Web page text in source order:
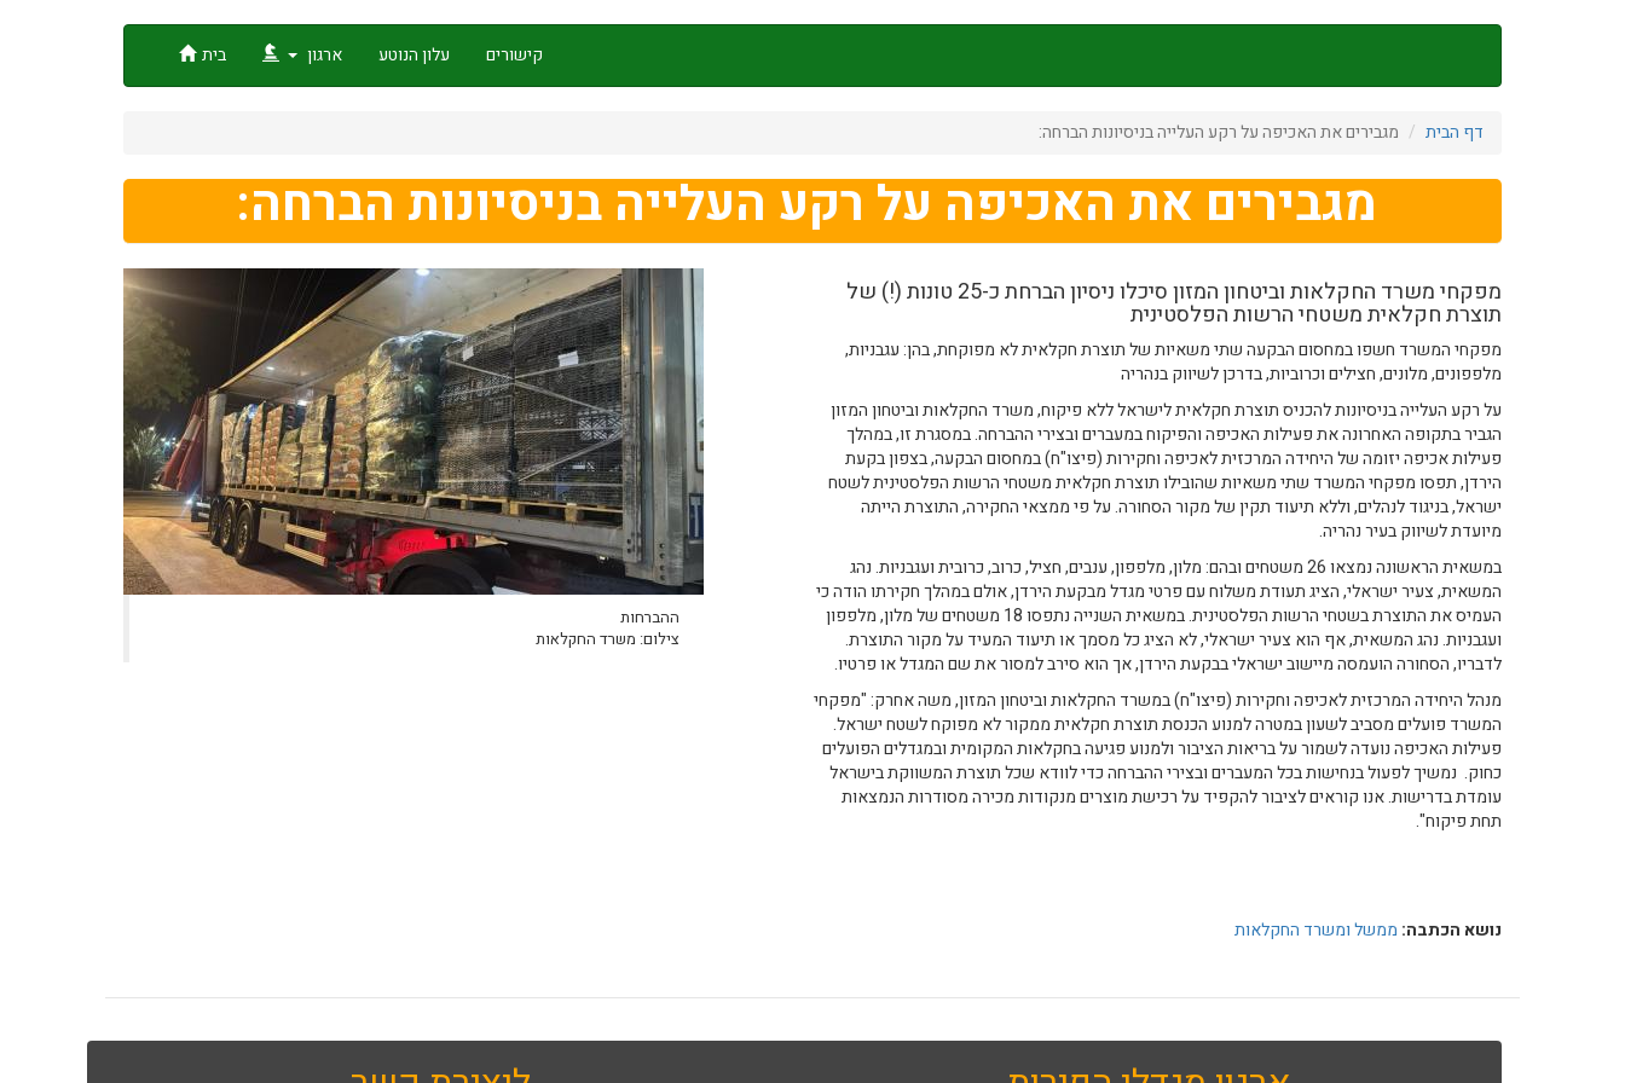
בית ארגון עלון הנוטע קישורים
דף הבית מגבירים את האכיפה על רקע העלייה בניסיונות הברחה:
מגבירים את האכיפה על רקע העלייה בניסיונות הברחה:
מפקחי משרד החקלאות וביטחון המזון סיכלו ניסיון הברחת כ-25 טונות (!) של
תוצרת חקלאית משטחי הרשות הפלסטינית
מפקחי המשרד חשפו במחסום הבקעה שתי משאיות של תוצרת חקלאית לא מפוקחת, בהן: עגבניות,
מלפפונים, מלונים, חצילים וכרוביות, בדרכן לשיווק בנהריה
על רקע העלייה בניסיונות להכניס תוצרת חקלאית לישראל ללא פיקוח, משרד החקלאות וביטחון המזון
הגביר בתקופה האחרונה את פעילות האכיפה והפיקוח במעברים ובצירי ההברחה. במסגרת זו, במהלך
פעילות אכיפה יזומה של היחידה המרכזית לאכיפה וחקירות (פיצו"ח) במחסום הבקעה, בצפון בקעת
הירדן, תפסו מפקחי המשרד שתי משאיות שהובילו תוצרת חקלאית משטחי הרשות הפלסטינית לשטח
ישראל, בניגוד לנהלים, וללא תיעוד תקין של מקור הסחורה. על פי ממצאי החקירה, התוצרת הייתה
מיועדת לשיווק בעיר נהריה.
במשאית הראשונה נמצאו 26 משטחים ובהם: מלון, מלפפון, ענבים, חציל, כרוב, כרובית ועגבניות. נהג
המשאית, צעיר ישראלי, הציג תעודת משלוח עם פרטי מגדל מבקעת הירדן, אולם במהלך חקירתו הודה כי
העמיס את התוצרת בשטחי הרשות הפלסטינית. במשאית השנייה נתפסו 18 משטחים של מלון, מלפפון
ועגבניות. נהג המשאית, אף הוא צעיר ישראלי, לא הציג כל מסמך או תיעוד המעיד על מקור התוצרת.
לדבריו, הסחורה הועמסה מיישוב ישראלי בבקעת הירדן, אך הוא סירב למסור את שם המגדל או פרטיו.
מנהל היחידה המרכזית לאכיפה וחקירות (פיצו"ח) במשרד החקלאות וביטחון המזון, משה אחרק: "מפקחי
המשרד פועלים מסביב לשעון במטרה למנוע הכנסת תוצרת חקלאית ממקור לא מפוקח לשטח ישראל.
פעילות האכיפה נועדה לשמור על בריאות הציבור ולמנוע פגיעה בחקלאות המקומית ובמגדלים הפועלים
כחוק. נמשיך לפעול בנחישות בכל המעברים ובצירי ההברחה כדי לוודא שכל תוצרת המשווקת בישראל
עומדת בדרישות. אנו קוראים לציבור להקפיד על רכישת מוצרים מנקודות מכירה מסודרות הנמצאות
תחת פיקוח".
ההברחות
צילום: משרד החקלאות
נושא הכתבה: ממשל ומשרד החקלאות